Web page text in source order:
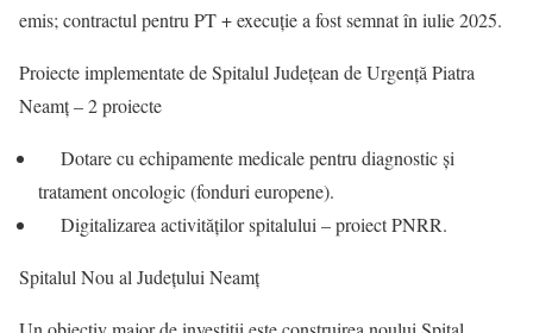
emis; contractul pentru PT + execuție a fost semnat în iulie 2025.
Proiecte implementate de Spitalul Județean de Urgență Piatra
Neamț – 2 proiecte
Dotare cu echipamente medicale pentru diagnostic și
tratament oncologic (fonduri europene).
Digitalizarea activităților spitalului – proiect PNRR.
Spitalul Nou al Județului Neamț